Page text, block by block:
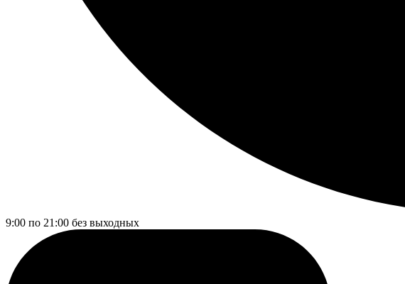
9:00 по 21:00 без выходных